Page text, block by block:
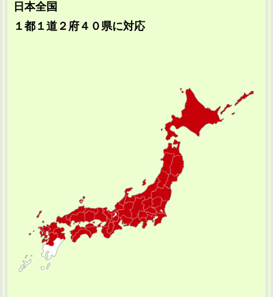
日本全国
１都１道２府４０県に対応